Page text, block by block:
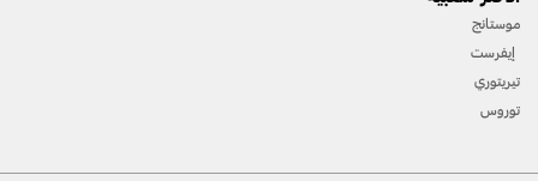
موستانج
إيفرست
تيريتوري
توروس